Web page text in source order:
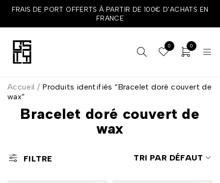
FRAIS DE PORT OFFERTS À PARTIR DE 100€ D'ACHATS EN
FRANCE
0 0
Bracelet doré couvert de
wax
Accueil / Produits identifiés “Bracelet doré couvert de
wax”
FILTRE TRI PAR DÉFAUT